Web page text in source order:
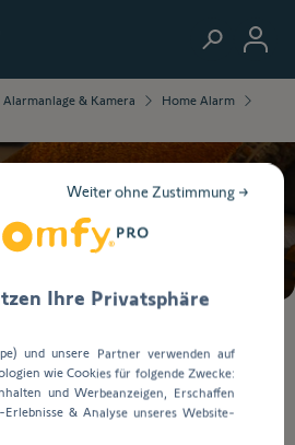
Alarmanlage & Kamera
Home Alarm
Suche
Service
Ihre Privatsphäre
und unsere Partner verwenden auf
wie Cookies für folgende Zwecke:
und Werbeanzeigen, Erschaffen
& Analyse unseres Website-
Weiter ohne Zustimmung →